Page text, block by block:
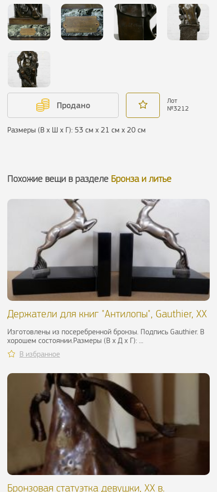
Продано
Лот
№3212
Размеры (В х Ш х Г): 53 см х 21 см х 20 см
Похожие вещи в разделе Бронза и литье
Держатели для книг "Антилопы", Gauthier, XX
Изготовлены из посеребренной бронзы. Подпись Gauthier. В
хорошем состоянии.Размеры (В х Д х Г): ...
В избранное
Бронзовая статуэтка девушки, XX в.